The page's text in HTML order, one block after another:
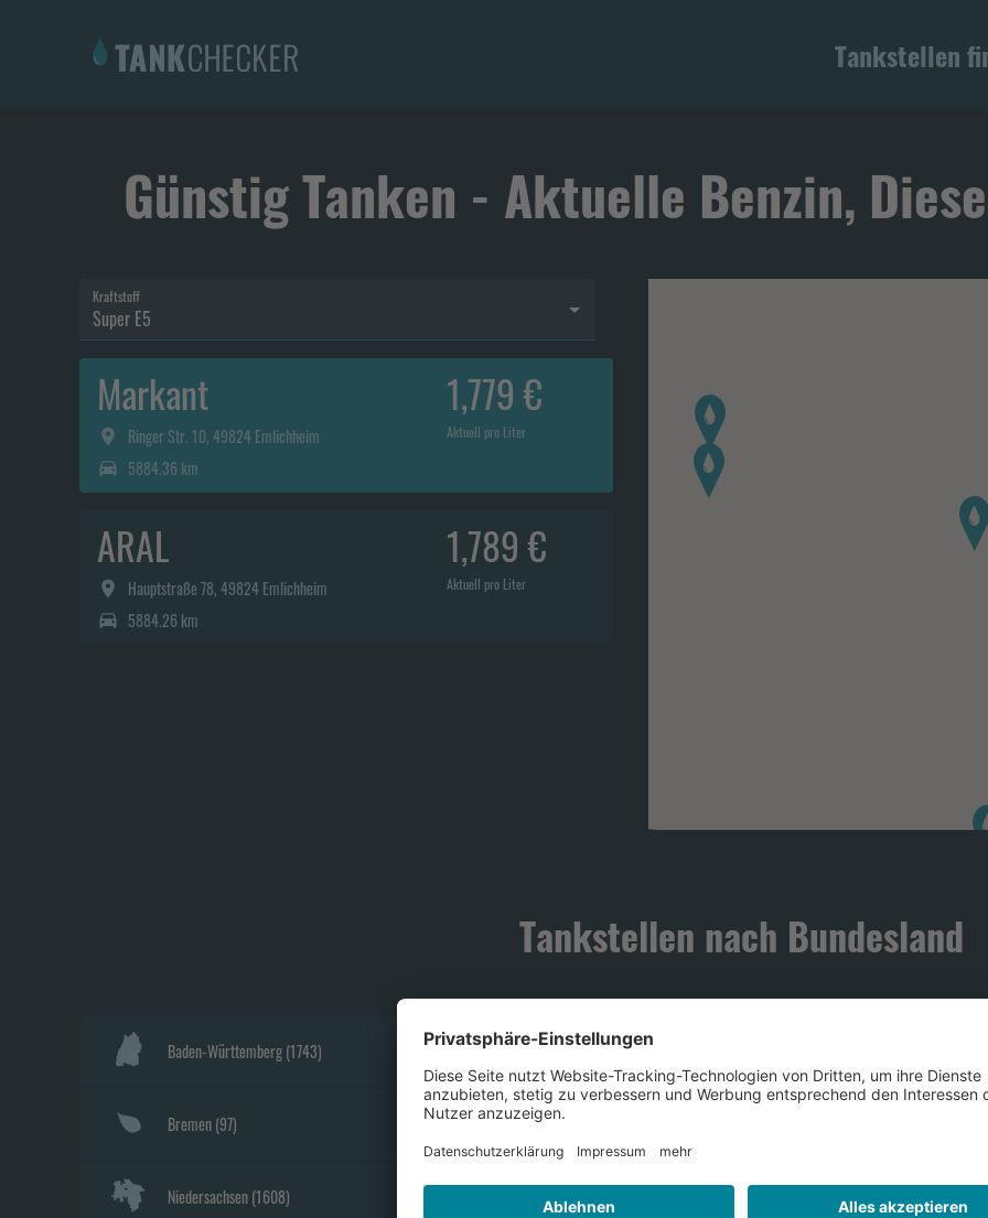
Tankstellen
Günstig Tanken - Aktuelle Benzin,
Kraftstoff
Super E5
Markant
Ringer Str. 10, 49824 Emlichheim
5884.36 km
1,779 €
Aktuell pro Liter
ARAL
Hauptstraße 78, 49824 Emlichheim
5884.26 km
1,789 €
Aktuell pro Liter
Tankstellen nach Bundesland
Baden-Württemberg(1743) Bayern (2154)
Bremen(97) Hamburg(209
Niedersachsen(1608) Nordrhein-Westfalen Rheinland-Pfalz 700